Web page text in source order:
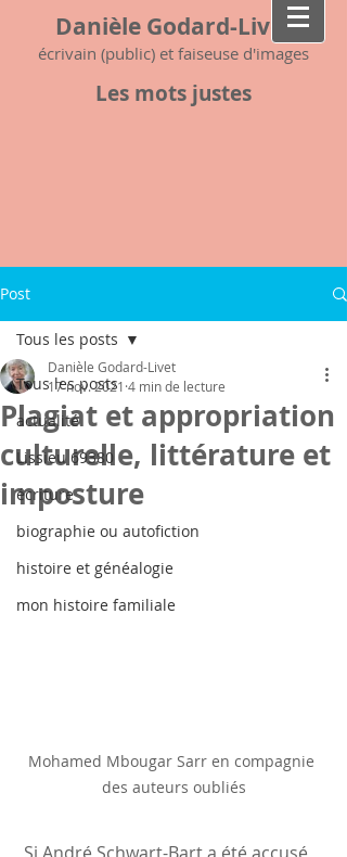
Danièle Godard-Livet
écrivain (public) et faiseuse d'images
Les mots justes
Post
Tous les posts
actualité
Lissieu 69380
écriture
biographie ou autofiction
histoire et généalogie
mon histoire familiale
Tous les posts
Plagiat et appropriation
culturelle, littérature et
imposture
Danièle Godard-Livet
17 nov. 2021 4 min de lecture
Mohamed Mbougar Sarr en compagnie
des auteurs oubliés